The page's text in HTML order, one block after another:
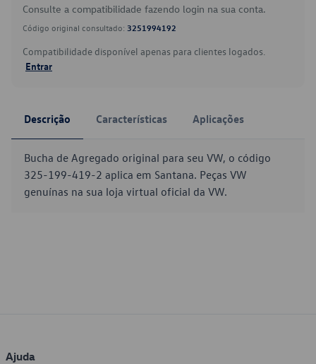
Consulte a compatibilidade fazendo login na sua conta.
Código original consultado: 3251994192
Compatibilidade disponível apenas para clientes logados.
Entrar
Descrição Características Aplicações
Bucha de Agregado original para seu VW, o código
325-199-419-2 aplica em Santana. Peças VW
genuínas na sua loja virtual oficial da VW.
Ajuda